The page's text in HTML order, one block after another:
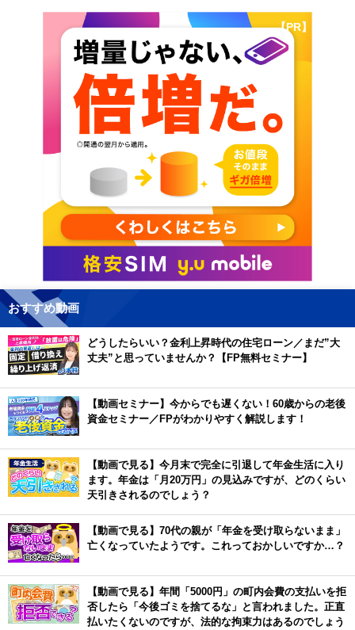
【PR】
おすすめ動画
どうしたらいい？金利上昇時代の住宅ローン／まだ”大
丈夫”と思っていませんか？【FP無料セミナー】
【動画セミナー】今からでも遅くない！60歳からの老後
資金セミナー／FPがわかりやすく解説します！
【動画で見る】今月末で完全に引退して年金生活に入り
ます。年金は「月20万円」の見込みですが、どのくらい
天引きされるのでしょう？
【動画で見る】70代の親が「年金を受け取らないまま」
亡くなっていたようです。これっておかしいですか…？
【動画で見る】年間「5000円」の町内会費の支払いを拒
否したら「今後ゴミを捨てるな」と言われました。正直
払いたくないのですが、法的な拘束力はあるのでしょう